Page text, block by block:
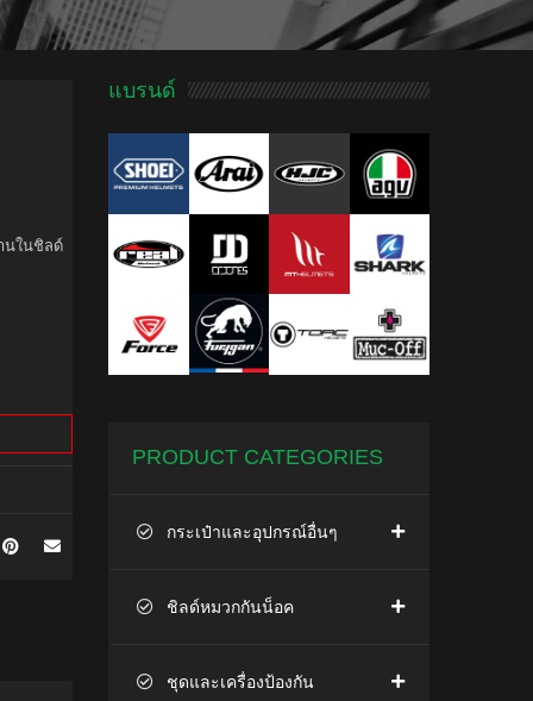
นในชิลด์
แบรนด์
PRODUCT CATEGORIES
กระเป๋าและอุปกรณ์อื่นๆ
ชิลด์หมวกกันน็อค
ชุดและเครื่องป้องกัน